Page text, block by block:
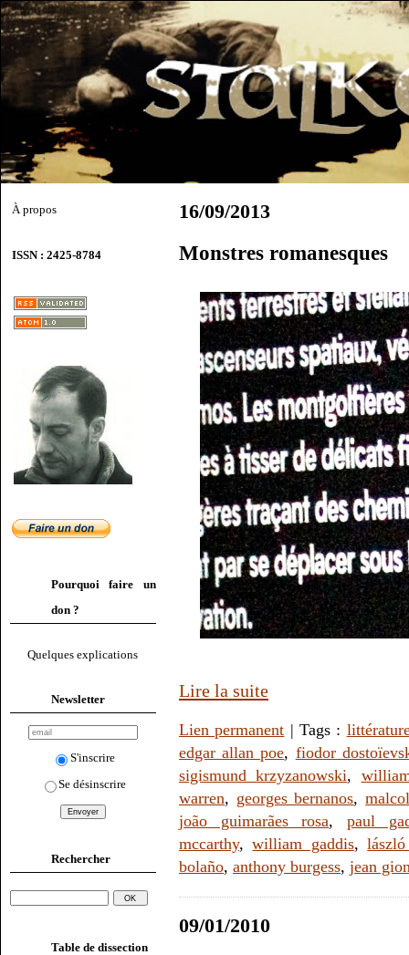
À propos
ISSN : 2425-8784
Pourquoi faire un
don ?
Quelques explications
Newsletter
S'inscrire
Se désinscrire
Rechercher
Table de dissection
16/09/2013
Monstres romanesques
Lire la suite
Lien permanent | Tags :
edgar allan poe, fiodor
sigismund krzyzanowski,
warren, georges bernanos,
joão guimarães rosa,paul
mccarthy,william gaddis,
bolaño, anthony burgess, jean
09/01/2010